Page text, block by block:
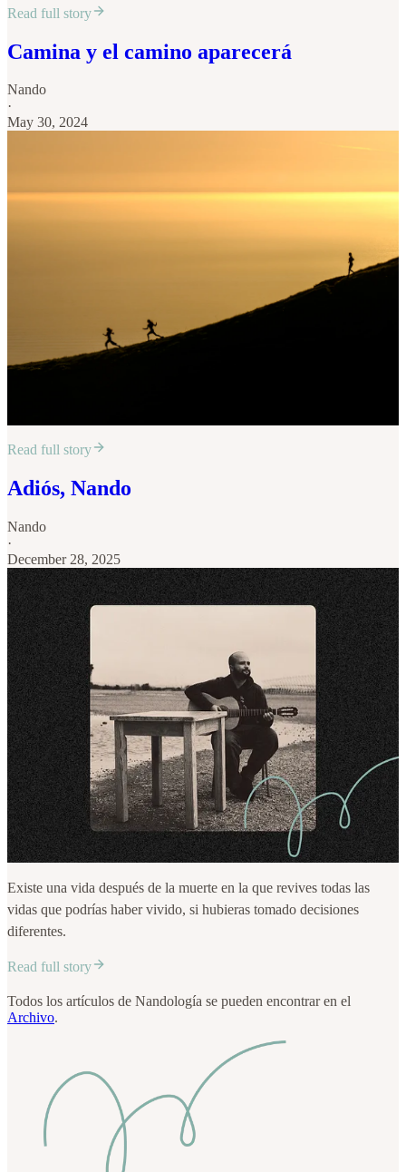
Read full story
Camina y el camino aparecerá
Nando
·
May 30, 2024
Read full story
Adiós, Nando
Nando
·
December 28, 2025
Existe una vida después de la muerte en la que revives todas las
vidas que podrías haber vivido, si hubieras tomado decisiones
diferentes.
Read full story
Todos los artículos de Nandología se pueden encontrar en el
Archivo.